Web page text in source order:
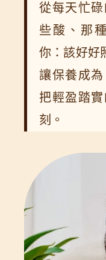
從每天忙
些酸、那
你：該好好
讓保養成為
把輕盈踏
刻。